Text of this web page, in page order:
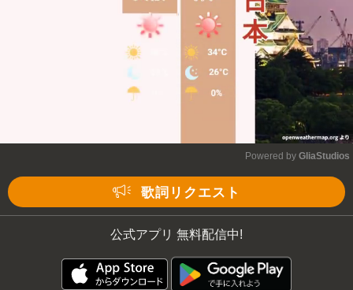
Powered by GliaStudios
歌詞リクエスト
公式アプリ 無料配信中!